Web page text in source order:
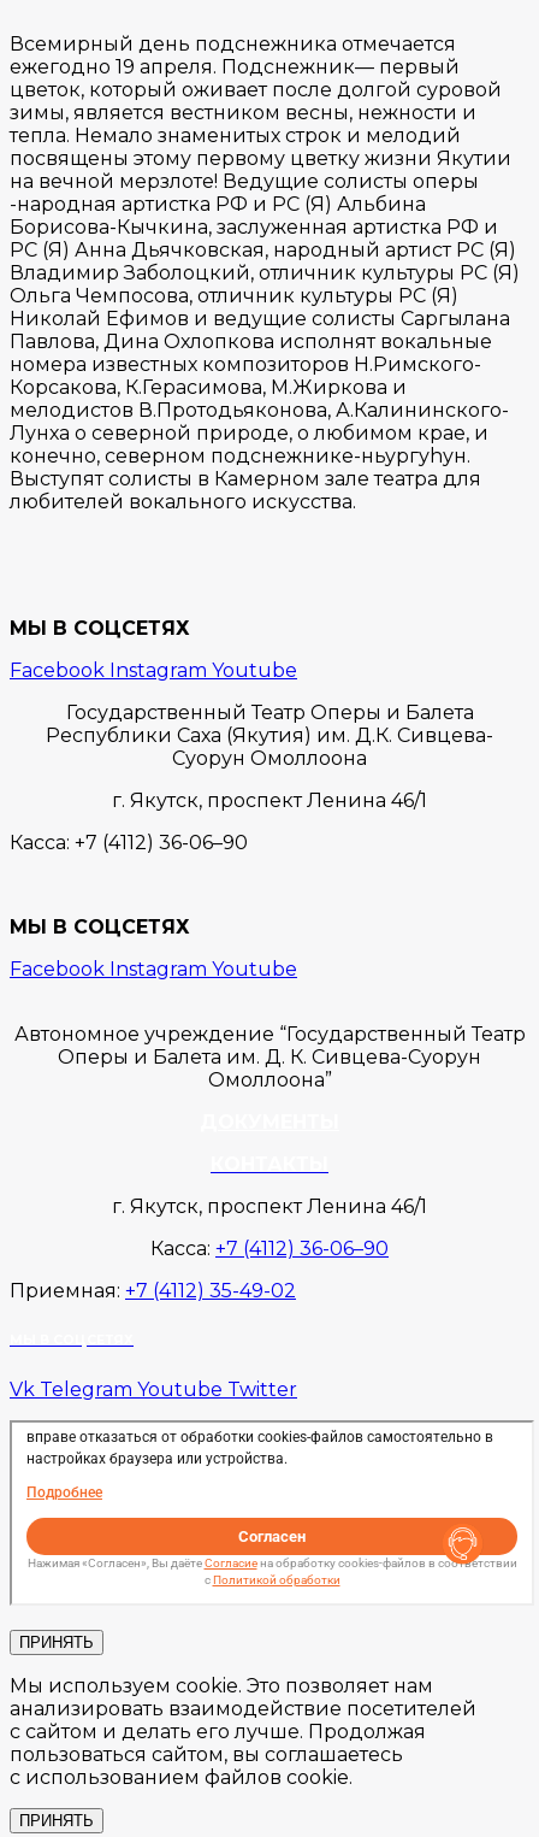
Всемирный день подснежника отмечается
ежегодно 19 апреля. Подснежник— первый
цветок, который оживает после долгой суровой
зимы, является вестником весны, нежности и
тепла. Немало знаменитых строк и мелодий
посвящены этому первому цветку жизни Якутии
на вечной мерзлоте! Ведущие солисты оперы
-народная артистка РФ и РС (Я) Альбина
Борисова-Кычкина, заслуженная артистка РФ и
РС (Я) Анна Дьячковская, народный артист РС (Я)
Владимир Заболоцкий, отличник культуры РС (Я)
Ольга Чемпосова, отличник культуры РС (Я)
Николай Ефимов и ведущие солисты Саргылана
Павлова, Дина Охлопкова исполнят вокальные
номера известных композиторов Н.Римского-
Корсакова, К.Герасимова, М.Жиркова и
мелодистов В.Протодьяконова, А.Калининского-
Лунха о северной природе, о любимом крае, и
конечно, северном подснежнике-ньургуhун.
Выступят солисты в Камерном зале театра для
любителей вокального искусства.
МЫ В СОЦСЕТЯХ
Facebook Instagram Youtube
Государственный Театр Оперы и Балета
Республики Саха (Якутия) им. Д.К. Сивцева-
Суорун Омоллоона
г. Якутск, проспект Ленина 46/1
Касса: +7 (4112) 36-06–90
МЫ В СОЦСЕТЯХ
Facebook Instagram Youtube
Автономное учреждение “Государственный Театр
Оперы и Балета им. Д. К. Сивцева-Суорун
Омоллоона”
г. Якутск, проспект Ленина 46/1
Касса: +7 (4112) 36-06–90
Приемная: +7 (4112) 35-49-02
Vk Telegram Youtube Twitter
ПРИНЯТЬ
Мы используем cookie. Это позволяет нам
анализировать взаимодействие посетителей
с сайтом и делать его лучше. Продолжая
пользоваться сайтом, вы соглашаетесь
с использованием файлов cookie.
ПРИНЯТЬ